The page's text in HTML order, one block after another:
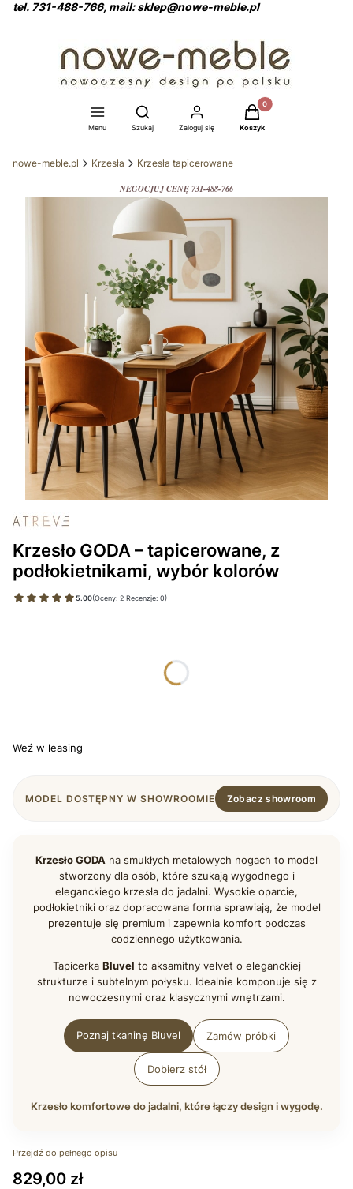
tel. 731-488-766, mail: sklep@nowe-meble.pl
Menu
Otwórz wyszukiwarkę
Szukaj Zaloguj się
Produkty w koszyku:
Koszyk
nowe-meble.pl Krzesła Krzesła tapicerowane
NEGOCJUJ CENĘ 731-488-766
Krzesło GODA – tapicerowane, z
podłokietnikami, wybór kolorów
5.00(Oceny: 2 Recenzje: 0)
Weź w leasing
MODEL DOSTĘPNY W SHOWROOMIE Zobacz showroom
Krzesło GODA na smukłych metalowych nogach to model
stworzony dla osób, które szukają wygodnego i
eleganckiego krzesła do jadalni. Wysokie oparcie,
podłokietniki oraz dopracowana forma sprawiają, że model
prezentuje się premium i zapewnia komfort podczas
codziennego użytkowania.
Tapicerka Bluvel to aksamitny velvet o eleganckiej
strukturze i subtelnym połysku. Idealnie komponuje się z
nowoczesnymi oraz klasycznymi wnętrzami.
Poznaj tkaninę Bluvel Zamów próbki
Dobierz stół
Krzesło komfortowe do jadalni, które łączy design i wygodę.
Przejdź do pełnego opisu
Cena
829,00 zł